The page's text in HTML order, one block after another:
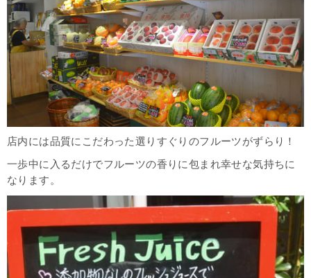
店内には品質にこだわった選りすぐりのフルーツがずらり！
一歩中に入るだけでフルーツの香りに包まれ幸せな気持ちに
なります。